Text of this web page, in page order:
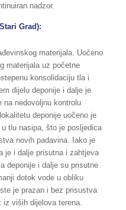
nadzor.
Grad):
materijala. Uočeno
materijala uz početne
konsolidaciju tla i
dijelu deponije i dalje je
nedovoljnu kontrolu
deponije uočeno je
tlu nasipa, što je posljedica
novih padavina. Iako je
je i dalje prisutna i zahtjeva
deponije i dalje su prisutne
dotok vode u obliku
je prazan i bez prisustva
iz viših dijelova terena.